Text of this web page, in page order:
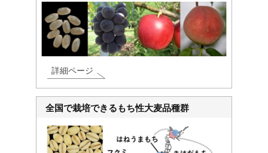
詳細ページ
全国で栽培できるもち性大麦品種群